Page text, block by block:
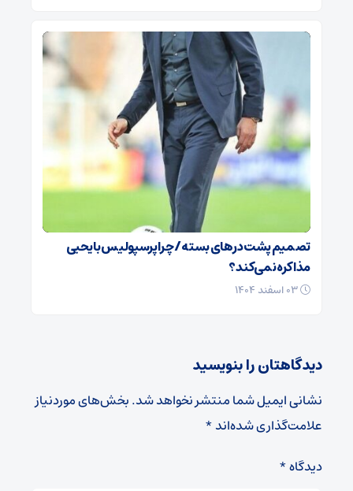
تصمیم پشت در‌های بسته / چرا پرسپولیس با یحیی
مذاکره نمی‌کند؟
دیدگاهتان را بنویسید
نشانی ایمیل شما منتشر نخواهد شد.بخش‌های موردنیاز
علامت‌گذاری شده‌اند*
دیدگاه*